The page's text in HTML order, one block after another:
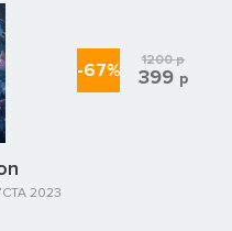
2023
-67% 1200р
399 р